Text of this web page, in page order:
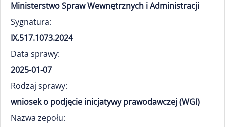
Ministerstwo Spraw Wewnętrznych i Administracji
Sygnatura:
IX.517.1073.2024
Data sprawy:
2025-01-07
Rodzaj sprawy:
wniosek o podjęcie inicjatywy prawodawczej (WGI)
Nazwa zepołu: